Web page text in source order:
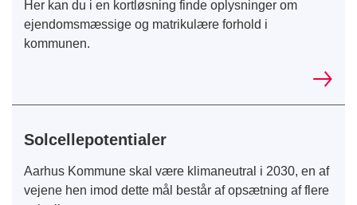
Her kan du i en kortløsning finde oplysninger om
ejendomsmæssige og matrikulære forhold i
kommunen.
Solcellepotentialer
Aarhus Kommune skal være klimaneutral i 2030, en af
vejene hen imod dette mål består af opsætning af flere